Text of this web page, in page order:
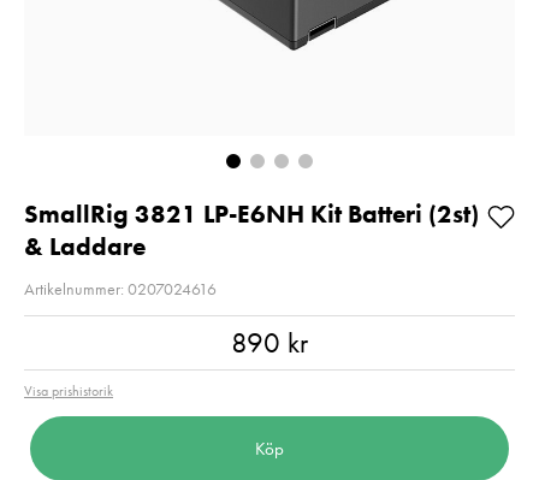
2 490 kr
2 490 kr
I lager
SmallRig 3821 LP-E6NH Kit Batteri (2st)
& Laddare
Artikelnummer: 0207024616
890 kr
Visa prishistorik
Köp